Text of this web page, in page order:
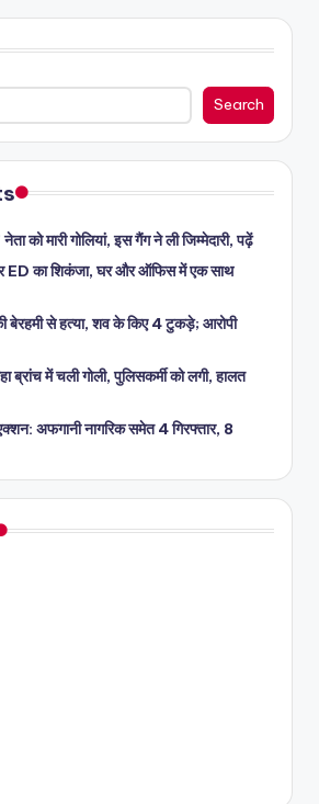
Search
को मारी गोलियां, इस गैंग ने ली जिम्मेदारी, पढ़ें
ED का शिकंजा, घर और ऑफिस में एक साथ
बेरहमी से हत्या, शव के किए 4 टुकड़े; आरोपी
में चली गोली, पुलिसकर्मी को लगी, हालत
अफगानी नागरिक समेत 4 गिरफ्तार, 8